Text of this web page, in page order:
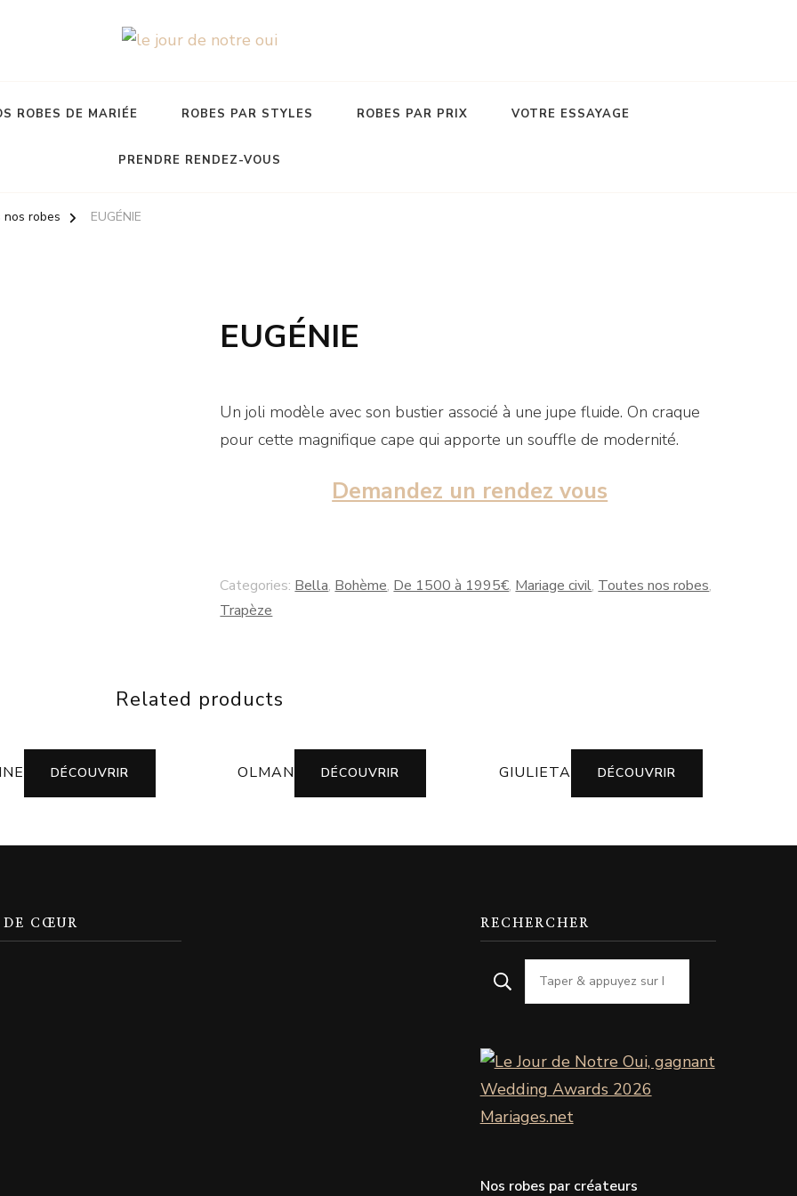
ROBES DE MARIÉE ROBES PAR STYLES ROBES PAR PRIX VOTRE ESSAYAGE
PRENDRE RENDEZ-VOUS
nos robes EUGÉNIE
EUGÉNIE
Un joli modèle avec son bustier associé à une jupe fluide. On craque
pour cette magnifique cape qui apporte un souffle de modernité.
Demandez un rendez vous
Categories: Bella, Bohème, De 1500 à 1995€, Mariage civil, Toutes nos robes,
Trapèze
Related products
DÉCOUVRIR OLMAN DÉCOUVRIR GIULIETA DÉCOUVRIR
DE CŒUR RECHERCHER
Nos robes par créateurs